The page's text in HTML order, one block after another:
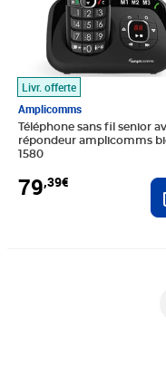
Livr. offerte
Amplicomms
Téléphone sans fil senior
répondeur amplicomms
1580
79,39€